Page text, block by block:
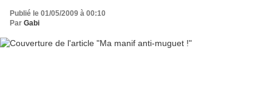
Publié le 01/05/2009 à 00:10
Par Gabi